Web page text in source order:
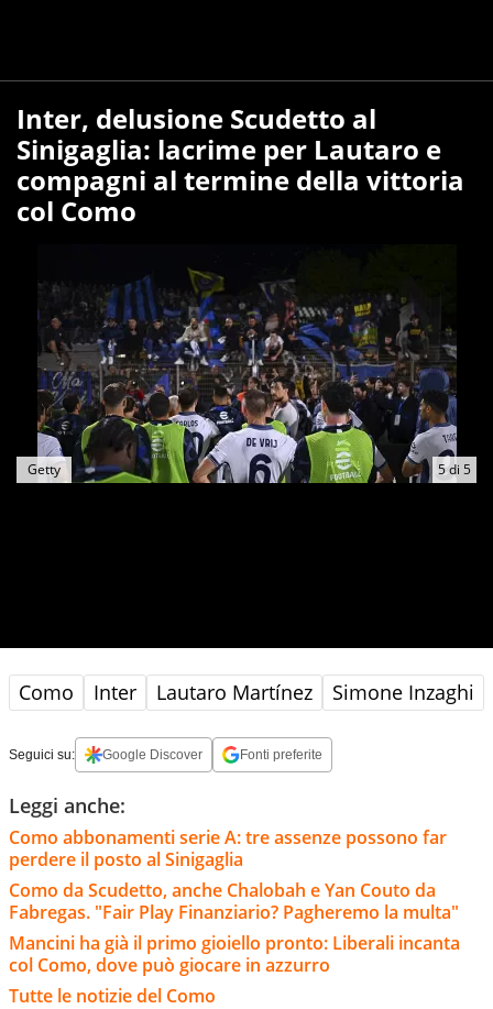
Inter, delusione Scudetto al
Sinigaglia: lacrime per Lautaro e
compagni al termine della vittoria
col Como
5di 5
Getty
Como Inter Lautaro Martínez Simone Inzaghi
Seguici su: Google Discover Fonti preferite
Leggi anche:
Como abbonamenti serie A: tre assenze possono far
perdere il posto al Sinigaglia
Como da Scudetto, anche Chalobah e Yan Couto da
Fabregas. "Fair Play Finanziario? Pagheremo la multa"
Mancini ha già il primo gioiello pronto: Liberali incanta
col Como, dove può giocare in azzurro
Tutte le notizie del Como